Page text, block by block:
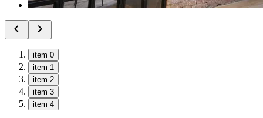
item 0
item 1
item 2
item 3
item 4